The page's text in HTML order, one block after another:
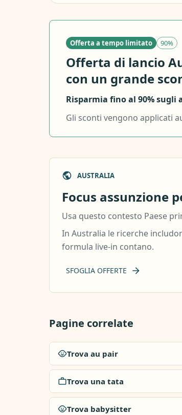
Offerta a tempo limitato 90%
Offerta di lancio
con un grande
Risparmia fino al 90%
Gli sconti vengono applicati
AUSTRALIA
Focus assunzione
Usa questo contesto Paese
In Australia le ricerche
formula live-in contano.
SFOGLIA OFFERTE
Pagine correlate
Trova au pair
Trova una tata
Trova babysitter